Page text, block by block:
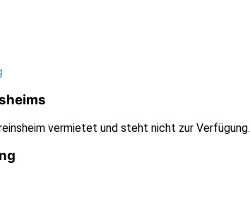
vermietet und steht nicht zur Verfügung.